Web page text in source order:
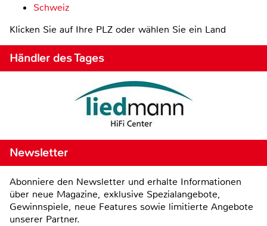
Schweiz
Klicken Sie auf Ihre PLZ oder wählen Sie ein Land
Händler des Tages
Newsletter
Abonniere den Newsletter und erhalte Informationen
über neue Magazine, exklusive Spezialangebote,
Gewinnspiele, neue Features sowie limitierte Angebote
unserer Partner.